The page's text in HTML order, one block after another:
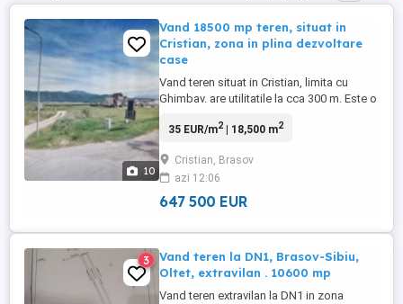
10
Vand 18500 mp teren, situat in
Cristian, zona in plina dezvoltare
case
Vand teren situat in Cristian, limita cu
Ghimbav. are utilitatile la cca 300 m. Este o
acces usor spre Brasov. Pentru construit
35 EUR/m2| 18,500 m2
Cristian, Brasov
azi 12:06
647 500 EUR
3
Vand teren la DN1, Brasov-Sibiu,
Oltet, extravilan . 10600 mp
Vand teren extravilan la DN1 in zona